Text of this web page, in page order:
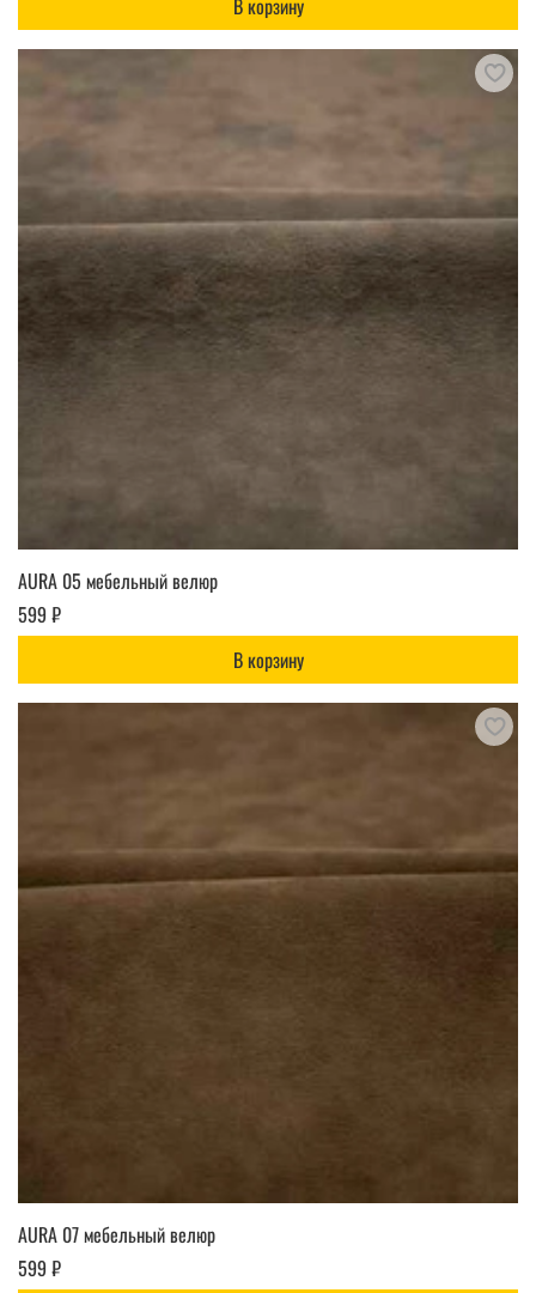
AURA 05 мебельный велюр
599 ₽
В корзину
AURA 07 мебельный велюр
599 ₽